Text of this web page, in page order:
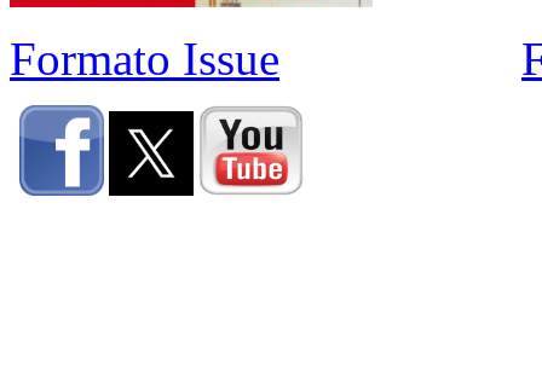
Formato Issue